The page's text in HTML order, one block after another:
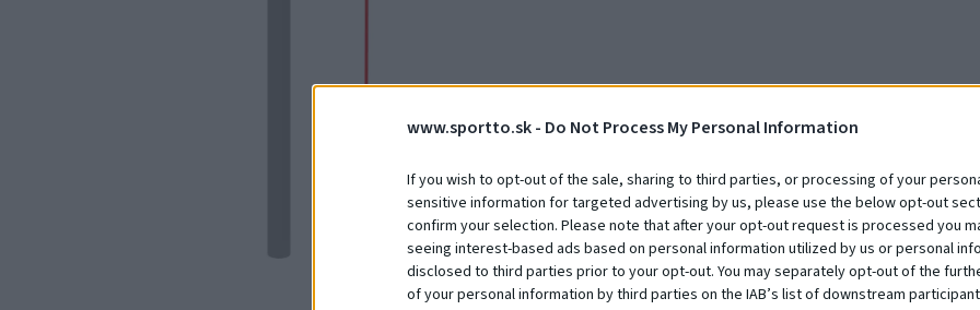
www.sportto.sk - Do Not Process My Personal Information
If you wish to opt-out of the sale, sharing to third parties, or processing of your
sensitive information for targeted advertising by us, please use the below opt-out
confirm your selection. Please note that after your opt-out request is processed you
seeing interest-based ads based on personal information utilized by us or personal
disclosed to third parties prior to your opt-out. You may separately opt-out of the
of your personal information by third parties on the IAB’s list of downstream
Debna 300 x 1300 x 450
Na dopyt